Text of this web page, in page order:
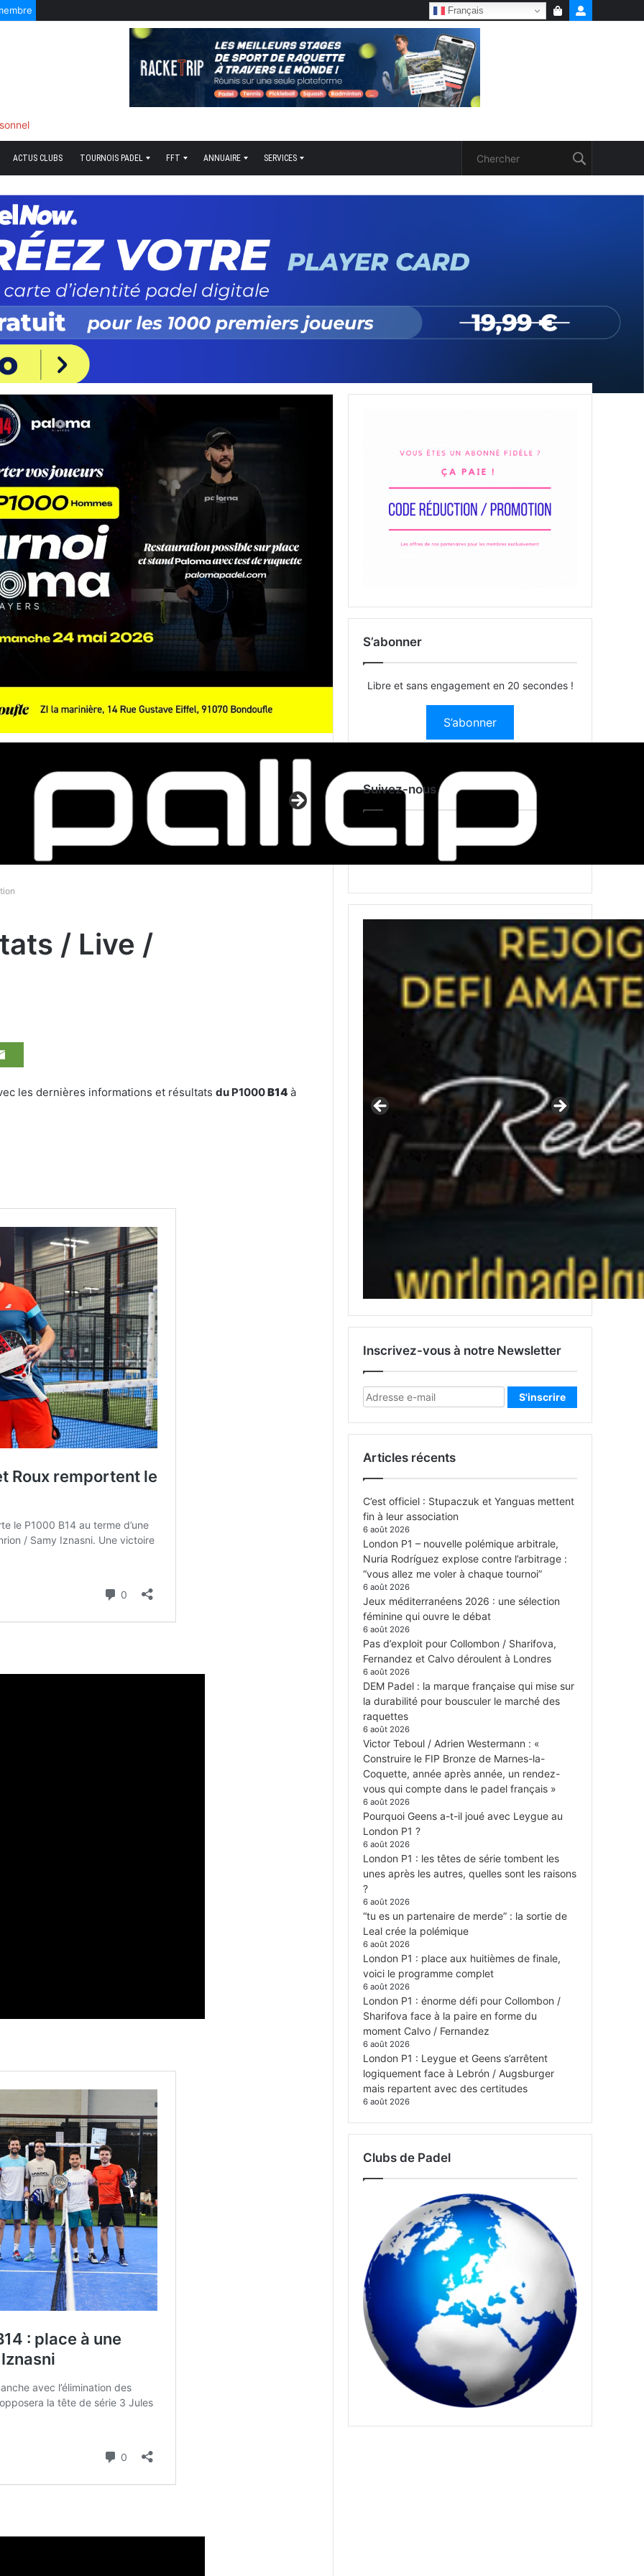
Français
ACTUS CLUBS TOURNOIS PADEL FFT ANNUAIRE SERVICES
/ Live /
les dernières informations et résultats du P1000B14 à
S’abonner
Libre et sans engagement en 20 secondes !
S’abonner
Suivez-nous
Inscrivez-vous à notre Newsletter
Articles récents
C’est officiel : Stupaczuk et Yanguas mettent
fin à leur association
6 août 2026
London P1 – nouvelle polémique arbitrale,
Nuria Rodríguez explose contre l’arbitrage :
“vous allez me voler à chaque tournoi”
6 août 2026
Jeux méditerranéens 2026 : une sélection
féminine qui ouvre le débat
6 août 2026
Pas d’exploit pour Collombon / Sharifova,
Fernandez et Calvo déroulent à Londres
6 août 2026
DEM Padel : la marque française qui mise sur
la durabilité pour bousculer le marché des
raquettes
6 août 2026
Victor Teboul / Adrien Westermann : «
Construire le FIP Bronze de Marnes-la-
Coquette, année après année, un rendez-
vous qui compte dans le padel français »
6 août 2026
Pourquoi Geens a-t-il joué avec Leygue au
London P1 ?
6 août 2026
London P1 : les têtes de série tombent les
unes après les autres, quelles sont les raisons
?
6 août 2026
“tu es un partenaire de merde” : la sortie de
Leal crée la polémique
6 août 2026
London P1 : place aux huitièmes de finale,
voici le programme complet
6 août 2026
London P1 : énorme défi pour Collombon /
Sharifova face à la paire en forme du
moment Calvo / Fernandez
6 août 2026
London P1 : Leygue et Geens s’arrêtent
logiquement face à Lebrón / Augsburger
mais repartent avec des certitudes
6 août 2026
Clubs de Padel